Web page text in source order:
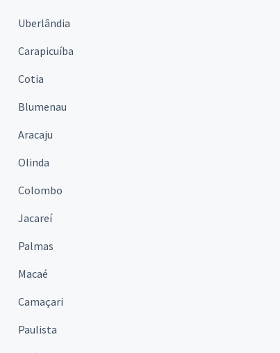
Uberlândia
Carapicuíba
Cotia
Blumenau
Aracaju
Olinda
Colombo
Jacareí
Palmas
Macaé
Camaçari
Paulista